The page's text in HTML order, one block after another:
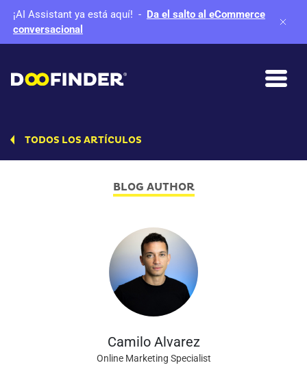
¡AI Assistant ya está aquí! - Da el salto al eCommerce
conversacional
TODOS LOS ARTÍCULOS
BLOG AUTHOR
Camilo Alvarez
Online Marketing Specialist